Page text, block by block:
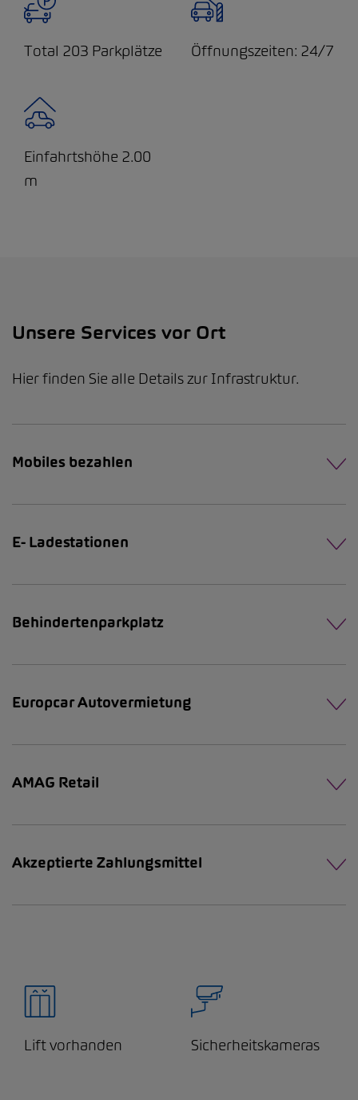
Total 203 Parkplätze Öffnungszeiten: 24/7
Einfahrtshöhe 2.00
m
Unsere Services vor Ort
Hier finden Sie alle Details zur Infrastruktur.
Mobiles bezahlen
E- Ladestationen
Behindertenparkplatz
Europcar Autovermietung
AMAG Retail
Akzeptierte Zahlungsmittel
Lift vorhanden Sicherheitskameras